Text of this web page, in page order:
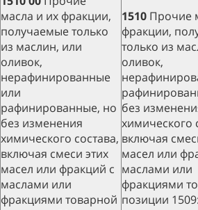
масла и их фракции,
получаемые только
из маслин, или
оливок,
нерафинированные
или
рафинированные, но
без изменения
химического состава,
включая смеси этих
масел или фракций с
маслами или
фракциями товарной
1510 Прочие
фракции,
только из
оливок,
без
химического
включая
масел или
маслами или
фракциями
позиции